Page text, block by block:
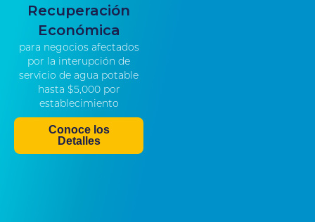
Recuperación
Económica
para negocios afectados
por la interupción de
servicio de agua potable
hasta $5,000 por
establecimiento
Conoce los
Detalles